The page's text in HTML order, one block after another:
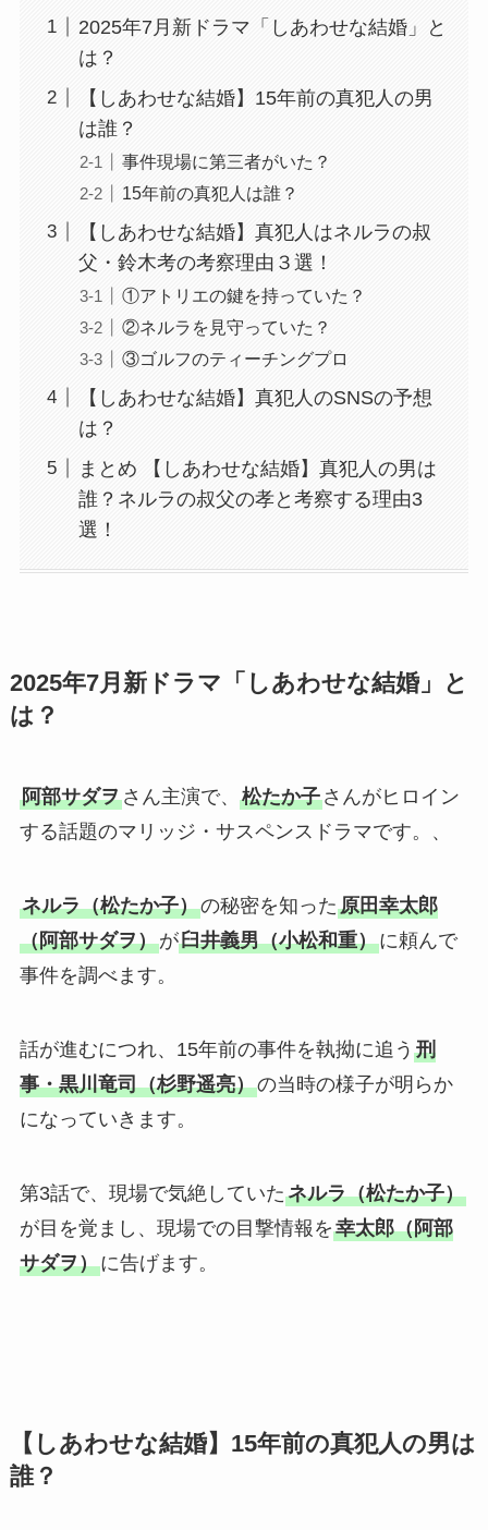
2025年7月新ドラマ「しあわせな結婚」と
は？
【しあわせな結婚】15年前の真犯人の男
は誰？
事件現場に第三者がいた？
15年前の真犯人は誰？
【しあわせな結婚】真犯人はネルラの叔
父・鈴木考の考察理由３選！
①アトリエの鍵を持っていた？
②ネルラを見守っていた？
③ゴルフのティーチングプロ
【しあわせな結婚】真犯人のSNSの予想
は？
まとめ 【しあわせな結婚】真犯人の男は
誰？ネルラの叔父の孝と考察する理由3
選！
2025年7月新ドラマ「しあわせな結婚」と
は？
阿部サダヲさん主演で、 松たか子さんがヒロイン
する話題のマリッジ・サスペンスドラマです。、
ネルラ（松たか子）の秘密を知った原田幸太郎
（阿部サダヲ）が臼井義男（小松和重）に頼んで
事件を調べます。
話が進むにつれ、15年前の事件を執拗に追う 刑
事・黒川竜司（杉野遥亮）の当時の様子が明らか
になっていきます。
第3話で、現場で気絶していたネルラ（松たか子）
が目を覚まし、現場での目撃情報を幸太郎（阿部
サダヲ）に告げます。
【しあわせな結婚】15年前の真犯人の男は
誰？